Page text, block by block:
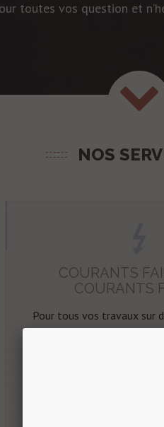
toutes vos question et
NOS
COURANTS
COURANTS
Pour tous vos travaux sur
ou faibles, BG-